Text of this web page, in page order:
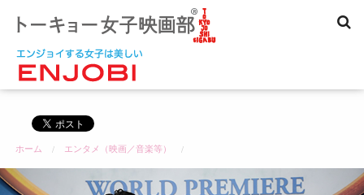
ツ
ッ
プ
ホーム エンタメ（映画／音楽等）